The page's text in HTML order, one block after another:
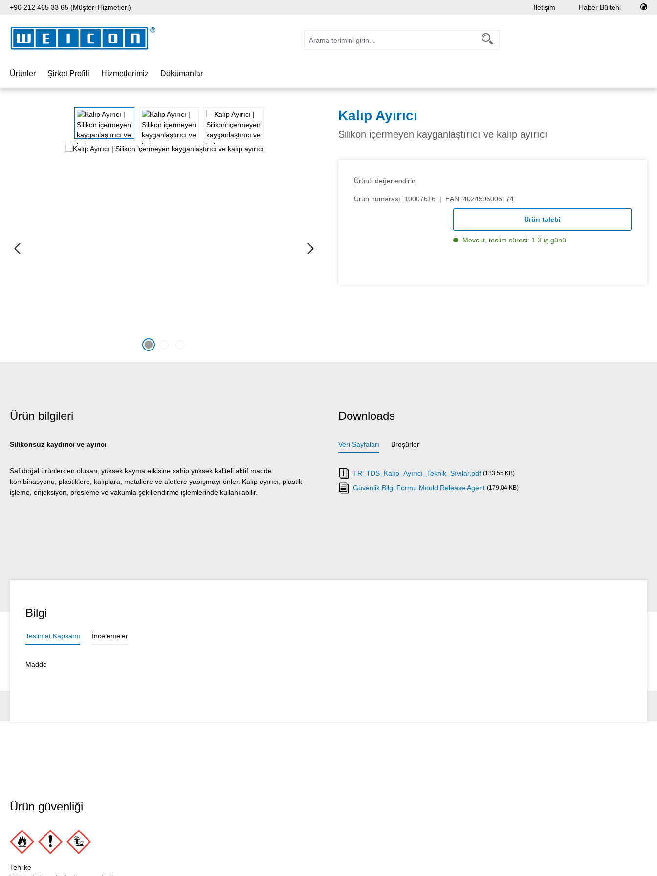
içeriğe geç
Aramaya atla
Ana navigasyona geç
+90 212 465 33 65 (Müşteri Hizmetleri) İletişim Haber Bülteni
Ürünler Şirket Profili Hizmetlerimiz Dökümanlar
Kalıp Ayırıcı
Silikon içermeyen kayganlaştırıcı ve kalıp ayırıcı
Ürünü değerlendirin
Ürün numarası: 10007616 | EAN: 4024596006174
Ürün talebi
Mevcut, teslim süresi: 1-3 iş günü
Ürün bilgileri
Silikonsuz kaydırıcı ve ayırıcı
Saf doğal ürünlerden oluşan, yüksek kayma etkisine sahip yüksek kaliteli aktif madde
kombinasyonu, plastiklere, kalıplara, metallere ve aletlere yapışmayı önler. Kalıp ayırıcı, plastik
işleme, enjeksiyon, presleme ve vakumla şekillendirme işlemlerinde kullanılabilir.
Downloads
Veri Sayfaları Broşürler
TR_TDS_Kalıp_Ayırıcı_Teknik_Sıvılar.pdf (183,55 KB)
Güvenlik Bilgi Formu Mould Release Agent (179,04 KB)
Bilgi
Teslimat Kapsamı İncelemeler
Madde
Ürün güvenliği
Tehlike